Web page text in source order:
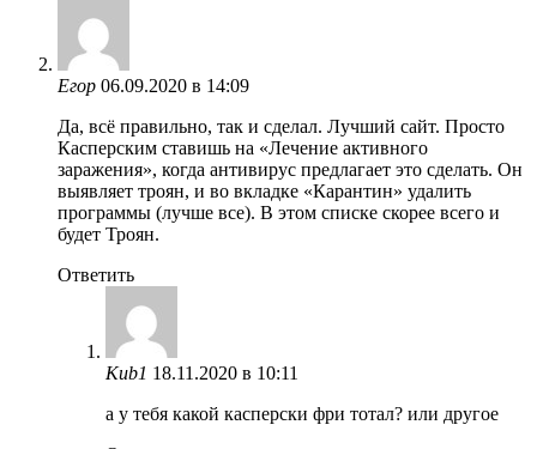
Егор 06.09.2020 в 14:09
Да, всё правильно, так и сделал. Лучший сайт. Просто
Касперским ставишь на «Лечение активного
заражения», когда антивирус предлагает это сделать. Он
выявляет троян, и во вкладке «Карантин» удалить
программы (лучше все). В этом списке скорее всего и
будет Троян.
Ответить
Kub1 18.11.2020 в 10:11
а у тебя какой касперски фри тотал? или другое